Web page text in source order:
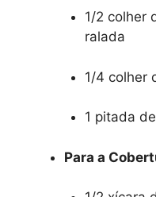
1/2 colher
ralada
1/4 colher
1 pitada
Para a